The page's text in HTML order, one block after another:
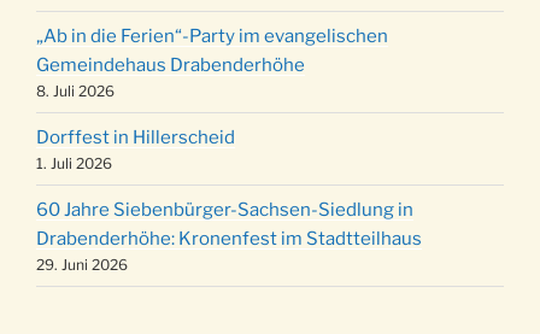
24.12.
Weihnachtsgottesdienst in der Kirche um
15:00 Uhr
24.12.
Weihnachtsgottesdienst in der Kirche um
18:00 Uhr
24.12.
Christmette mit der ev. Jugend in der Kirche
um 23:00 Uhr
31.12.
Gottesdienst zu Silvester in der Kirche um
18:00 Uhr
„Ab in die Ferien“-Party im evangelischen
Gemeindehaus Drabenderhöhe
8. Juli 2026
Dorffest in Hillerscheid
1. Juli 2026
60 Jahre Siebenbürger-Sachsen-Siedlung in
Drabenderhöhe: Kronenfest im Stadtteilhaus
29. Juni 2026